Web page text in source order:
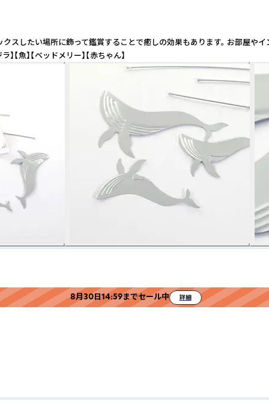
たい場所に飾って鑑賞することで癒しの効果もあります。 お部
魚】【ベッドメリー】【赤ちゃん】
8月30日14:59までセール中 詳細